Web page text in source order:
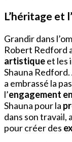
L’héritage et
Grandir dans
Robert Redford
artistiqueet les
Shauna
a embrassé la
l’engagement
Shauna pour la
dans son travail,
pour créer des